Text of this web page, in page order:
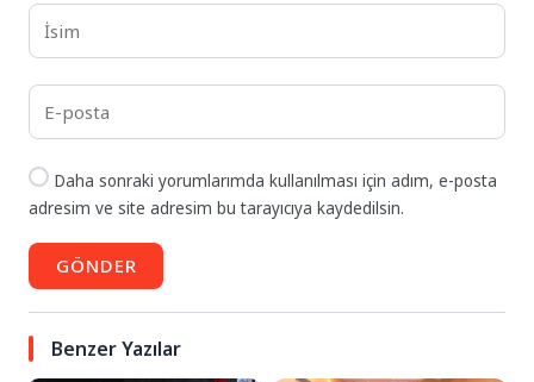
Daha sonraki yorumlarımda kullanılması için adım, e-posta
adresim ve site adresim bu tarayıcıya kaydedilsin.
GÖNDER
Benzer Yazılar